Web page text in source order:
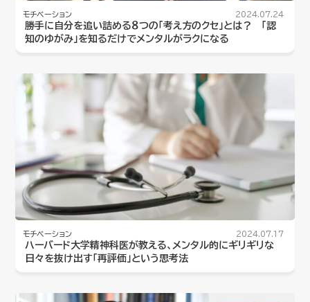
モチベーション 2024.07.24
勝手に自分を追い詰める８つの「考え方のクセ」とは？ 「認
知のゆがみ」を知るだけでメンタルがラクになる
モチベーション 2024.07.17
ハーバード大学精神科医が教える、メンタル的にギリギリな
日々を抜け出す「再評価」という思考法